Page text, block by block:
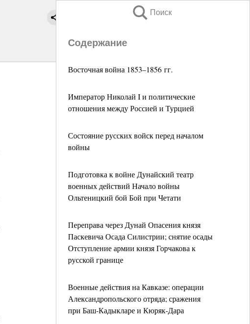
Поиск
Содержание
Восточная война 1853–1856 гг.
Император Николай I и политические
отношения между Россией и Турцией
Состояние русских войск перед началом
войны
Подготовка к войне Дунайский театр
военных действий Начало войны
Ольтеницкий бой Бой при Четати
Переправа через Дунай Опасения князя
Паскевича Осада Силистрии; снятие осады
Отступление армии князя Горчакова к
русской границе
Военные действия на Кавказе: операции
Александропольского отряда; сражения
при Баш-Кадыкларе и Кюряк-Дара